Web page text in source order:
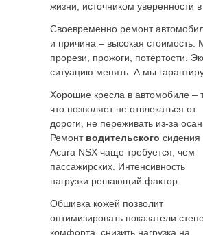
жизни, источником уверенности
Своевременно ремонт
и причина – высокая
прорези, прожоги, потёртости.
ситуацию менять. А мы
Хорошие кресла в автомобиле –
что позволяет не отвлекаться от
дороги, не переживать из-за
Ремонтводительского сидения
Acura NSX чаще требуется, чем
пассажирских. Интенсивность
нагрузки решающий фактор.
Обшивка кожей позволит
оптимизировать показатели
комфорта, снизить нагрузка на